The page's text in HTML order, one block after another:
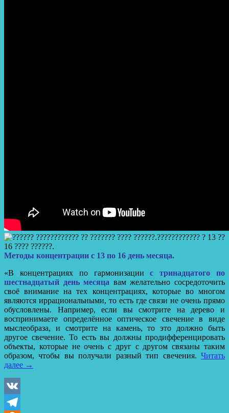
Методы концентрации с 13 по 16 день месяца.
«В концентрациях по гармонизациис тринадцатого по
шестнадцатый день месяца вам желательно сосредоточить
своё внимание на тех концентрациях, которые во многом
являются иррациональными, то есть где связи не очень прямо
обусловлены. Например, если вы смотрите на дерево и
воспринимаете определённое оптическое свечение в виде
мыслеобраза, и смотрите на камень, то это должно быть
другое свечение. То есть вы должны продифференцировать
объекты, которые не очень с друг с другом связаны таким
образом, чтобы вы получали разный тип свечения. Читать
далее →
VK